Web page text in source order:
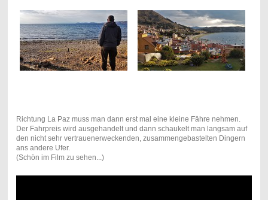
Richtung La Paz muss man dann erst mal eine kleine Fähre nehmen.
Der Fahrpreis wird ausgehandelt und dann schaukelt man langsam auf
den nicht sehr vertrauenerweckenden, zusammengebastelten Dingern
ans andere Ufer.
(Schön im Film zu sehen...)